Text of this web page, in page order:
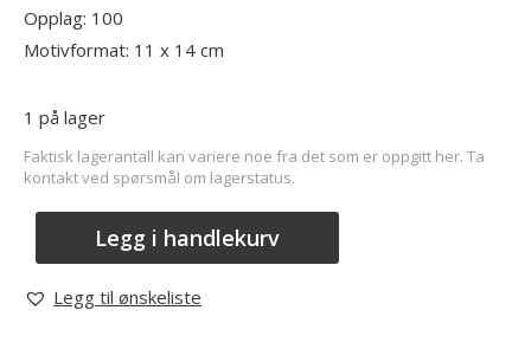
Opplag: 100
Motivformat: 11 x 14 cm
1 på lager
Faktisk lagerantall kan variere noe fra det som er oppgitt her. Ta
kontakt ved spørsmål om lagerstatus.
Legg i handlekurv
Legg til ønskeliste